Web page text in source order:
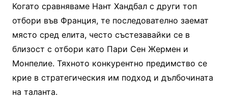
Когато сравняваме Нант Хандбал с други топ
отбори във Франция, те последователно заемат
място сред елита, често състезавайки се в
близост с отбори като Пари Сен Жермен и
Монпелие. Тяхното конкурентно предимство се
крие в стратегическия им подход и дълбочината
на таланта.